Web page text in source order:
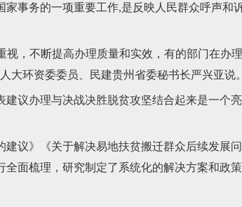
务的一项重要工作,是反映人民群众呼声和
，不断提高办理质量和实效，有的部门在办
大环资委委员、民建贵州省委秘书长严兴亚说。
办理与决战决胜脱贫攻坚结合起来是一个亮
》《关于解决易地扶贫搬迁群众后续发展
面梳理，研究制定了系统化的解决方案和政